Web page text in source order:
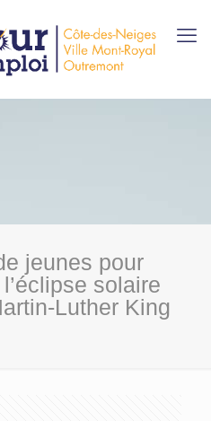
jeunes pour
solaire
Luther King